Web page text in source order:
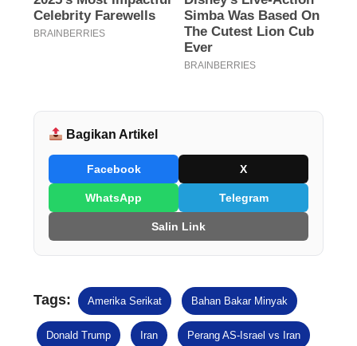
Bagikan Artikel
Facebook X
WhatsApp Telegram
Salin Link
Tags: Amerika Serikat Bahan Bakar Minyak
Donald Trump Iran Perang AS-Israel vs Iran